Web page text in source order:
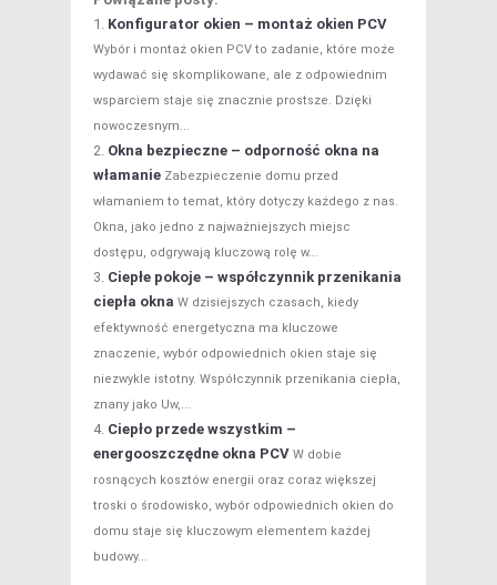
Konfigurator okien – montaż okien PCV
Wybór i montaż okien PCV to zadanie, które może
wydawać się skomplikowane, ale z odpowiednim
wsparciem staje się znacznie prostsze. Dzięki
nowoczesnym...
Okna bezpieczne – odporność okna na
włamanie Zabezpieczenie domu przed
włamaniem to temat, który dotyczy każdego z nas.
Okna, jako jedno z najważniejszych miejsc
dostępu, odgrywają kluczową rolę w...
Ciepłe pokoje – współczynnik przenikania
ciepła okna W dzisiejszych czasach, kiedy
efektywność energetyczna ma kluczowe
znaczenie, wybór odpowiednich okien staje się
niezwykle istotny. Współczynnik przenikania ciepła,
znany jako Uw,...
Ciepło przede wszystkim –
energooszczędne okna PCV W dobie
rosnących kosztów energii oraz coraz większej
troski o środowisko, wybór odpowiednich okien do
domu staje się kluczowym elementem każdej
budowy...